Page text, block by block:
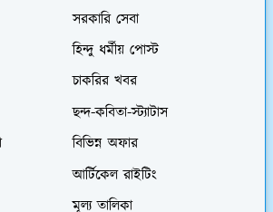
সরকারি সেবা
হিন্দু ধর্মীয় পোস্ট
চাকরির খবর
ছন্দ-কবিতা-স্ট্যাটাস
বিভিন্ন অফার
আর্টিকেল রাইটিং
মূল্য তালিকা